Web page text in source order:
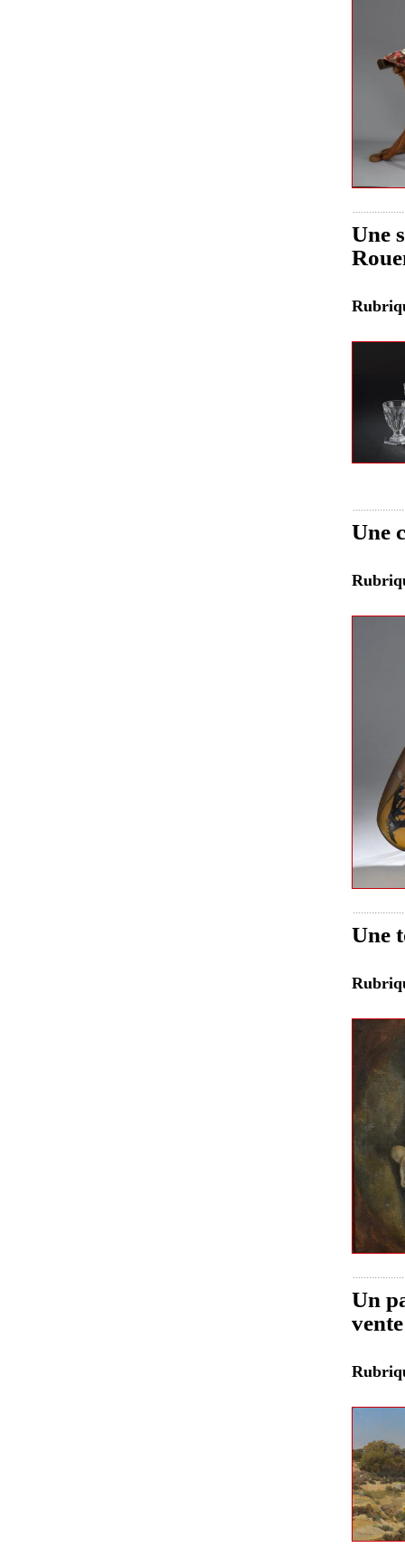
Une
Une
Une
Un
vente